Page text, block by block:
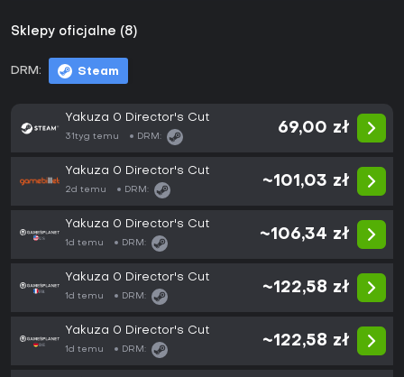
Sklepy oficjalne (8)
DRM: Steam
Yakuza 0 Director's Cut
31tyg temu DRM:
69,00 zł
Yakuza 0 Director's Cut
2d temu DRM:
~101,03 zł
Yakuza 0 Director's Cut
1d temu DRM:
~106,34 zł
Yakuza 0 Director's Cut
1d temu DRM:
~122,58 zł
Yakuza 0 Director's Cut
1d temu DRM:
~122,58 zł